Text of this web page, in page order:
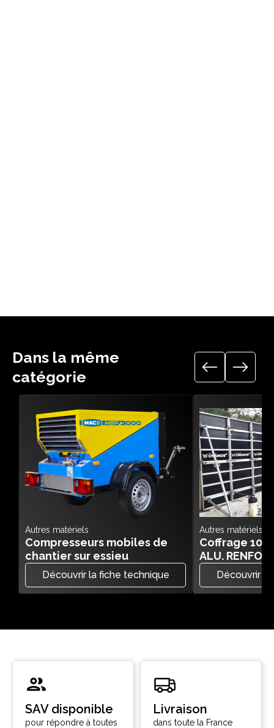
Dans la même
catégorie
Autres matériels
Compresseurs mobiles de
chantier sur essieu
Découvrir la fiche technique
Autres matériels
Coffrage
ALU.
Découvrir
SAV disponible
pour répondre à toutes
Livraison
dans toute la France